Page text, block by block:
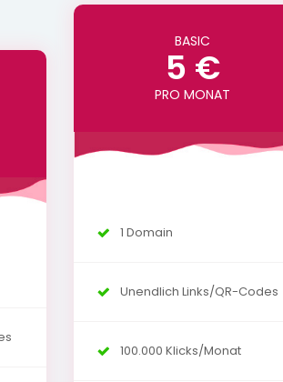
BASIC
5 €
PRO MONAT
1 Domain
Unendlich Links/QR-Codes
100.000 Klicks/Monat